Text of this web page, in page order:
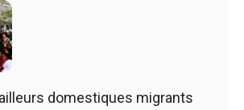
domestiques migrants